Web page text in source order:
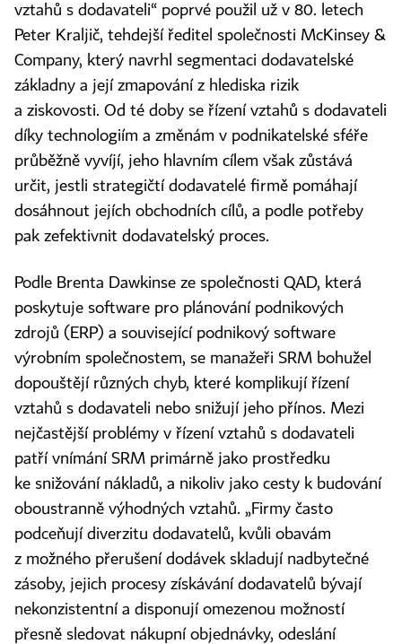
vztahů s dodavateli“ poprvé použil už v 80. letech
Peter Kraljič, tehdejší ředitel společnosti McKinsey &
Company, který navrhl segmentaci dodavatelské
základny a její zmapování z hlediska rizik
a ziskovosti. Od té doby se řízení vztahů s dodavateli
díky technologiím a změnám v podnikatelské sféře
průběžně vyvíjí, jeho hlavním cílem však zůstává
určit, jestli strategičtí dodavatelé firmě pomáhají
dosáhnout jejích obchodních cílů, a podle potřeby
pak zefektivnit dodavatelský proces.
Podle Brenta Dawkinse ze společnosti QAD, která
poskytuje software pro plánování podnikových
zdrojů (ERP) a související podnikový software
výrobním společnostem, se manažeři SRM bohužel
dopouštějí různých chyb, které komplikují řízení
vztahů s dodavateli nebo snižují jeho přínos. Mezi
nejčastější problémy v řízení vztahů s dodavateli
patří vnímání SRM primárně jako prostředku
ke snižování nákladů, a nikoliv jako cesty k budování
oboustranně výhodných vztahů. „Firmy často
podceňují diverzitu dodavatelů, kvůli obavám
z možného přerušení dodávek skladují nadbytečné
zásoby, jejich procesy získávání dodavatelů bývají
nekonzistentní a disponují omezenou možností
přesně sledovat nákupní objednávky, odeslání